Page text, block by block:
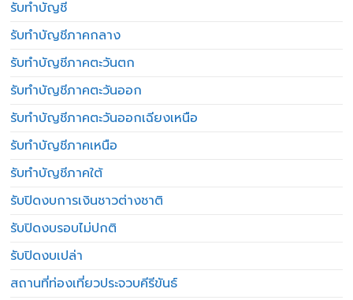
รับทำบัญชี
รับทำบัญชีภาคกลาง
รับทำบัญชีภาคตะวันตก
รับทำบัญชีภาคตะวันออก
รับทำบัญชีภาคตะวันออกเฉียงเหนือ
รับทำบัญชีภาคเหนือ
รับทำบัญชีภาคใต้
รับปิดงบการเงินชาวต่างชาติ
รับปิดงบรอบไม่ปกติ
รับปิดงบเปล่า
สถานที่ท่องเที่ยวประจวบคีรีขันธ์